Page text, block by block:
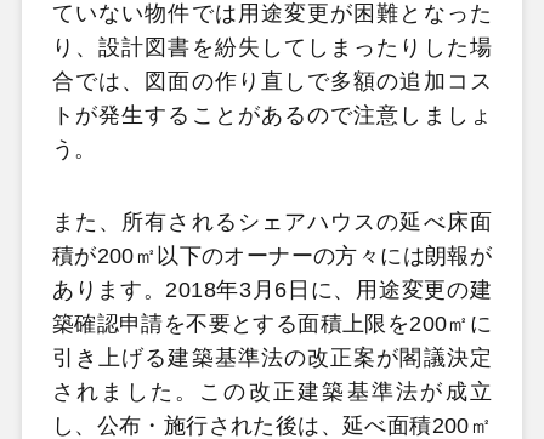
ていない物件では用途変更が困難となった
り、設計図書を紛失してしまったりした場
合では、図面の作り直しで多額の追加コス
トが発生することがあるので注意しましょ
う。
また、所有されるシェアハウスの延べ床面
積が200㎡以下のオーナーの方々には朗報が
あります。2018年3月6日に、用途変更の建
築確認申請を不要とする面積上限を200㎡に
引き上げる建築基準法の改正案が閣議決定
されました。この改正建築基準法が成立
し、公布・施行された後は、延べ面積200㎡